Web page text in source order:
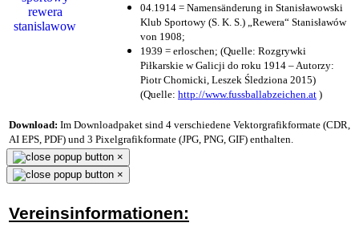
04.1914 = Namensänderung in Stanisławowski
Klub Sportowy (S. K. S.) „Rewera“ Stanisławów
von 1908;
1939 = erloschen; (Quelle: Rozgrywki
Piłkarskie w Galicji do roku 1914 – Autorzy:
Piotr Chomicki, Leszek Śledziona 2015)
(Quelle: http://www.fussballabzeichen.at )
Download: Im Downloadpaket sind 4 verschiedene Vektorgrafikformate (CDR,
AI EPS, PDF) und 3 Pixelgrafikformate (JPG, PNG, GIF) enthalten.
×
×
Vereinsinformationen: